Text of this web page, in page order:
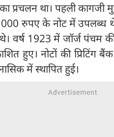
था। पहली कागजी मुद्रा
रुपए के नोट में उपलब्ध
वर्ष 1923 में जॉर्ज पंचम
हुए। नोटों की
में स्थापित हुई।